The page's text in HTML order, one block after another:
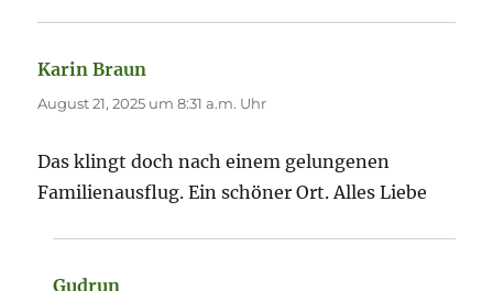
Karin Braun
August 21, 2025 um 8:31 a.m. Uhr
Das klingt doch nach einem gelungenen
Familienausflug. Ein schöner Ort. Alles Liebe
Gudrun